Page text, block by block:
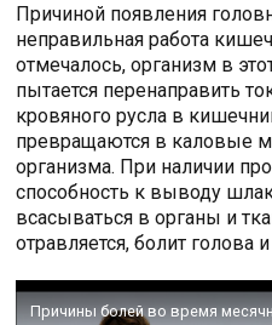
Причиной появления
неправильная работа
отмечалось, организм в
пытается перенаправить
кровяного русла в
превращаются в каловые
организма. При наличии
способность к выводу
всасываться в органы и
отравляется, болит голова
Причины болей во время